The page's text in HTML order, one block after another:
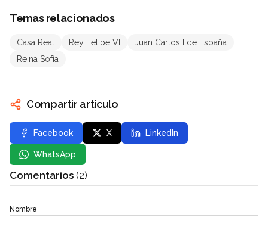
Temas relacionados
Casa Real Rey Felipe VI
Juan Carlos I de España
Reina Sofía
Compartir artículo
Facebook X LinkedIn
WhatsApp
Comentarios (2)
Nombre